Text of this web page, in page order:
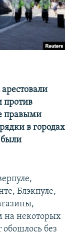
против
правыми
в городах
были
Блэкпуле,
на некоторых
без